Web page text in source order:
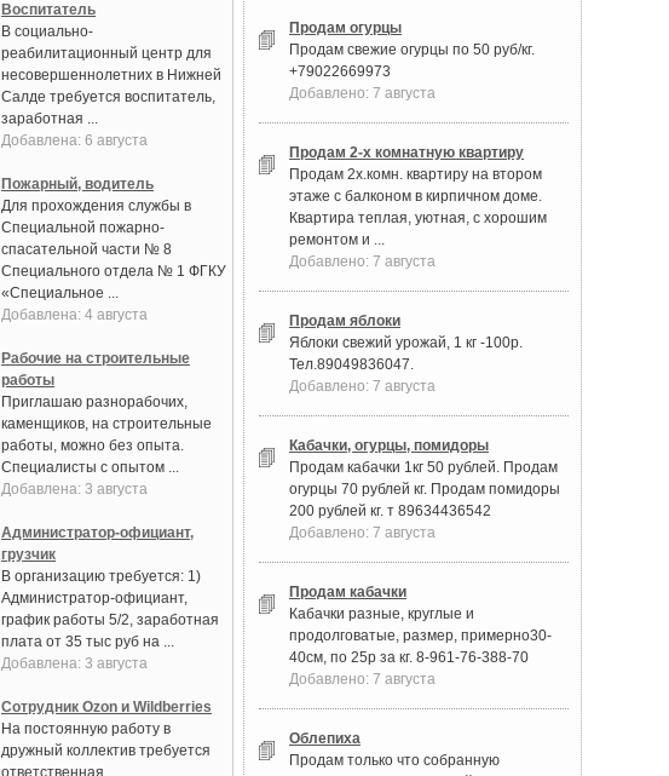
Воспитатель
В социально-
реабилитационный центр для
несовершеннолетних в Нижней
Салде требуется воспитатель,
заработная ...
Добавлена: 6 августа
Пожарный, водитель
Для прохождения службы в
Специальной пожарно-
спасательной части № 8
Специального отдела № 1 ФГКУ
«Специальное ...
Добавлена: 4 августа
Рабочие на строительные
работы
Приглашаю разнорабочих,
каменщиков, на строительные
работы, можно без опыта.
Специалисты с опытом ...
Добавлена: 3 августа
Администратор-официант,
грузчик
В организацию требуется: 1)
Администратор-официант,
график работы 5/2, заработная
плата от 35 тыс руб на ...
Добавлена: 3 августа
Сотрудник Ozon и Wildberries
На постоянную работу в
дружный коллектив требуется
ответственная,
Продам огурцы
Продам свежие огурцы по 50 руб/кг.
+79022669973
Добавлено: 7 августа
Продам 2-х комнатную квартиру
Продам 2х.комн. квартиру на втором
этаже с балконом в кирпичном доме.
Квартира теплая, уютная, с хорошим
ремонтом и ...
Добавлено: 7 августа
Продам яблоки
Яблоки свежий урожай, 1 кг -100р.
Тел.89049836047.
Добавлено: 7 августа
Кабачки, огурцы, помидоры
Продам кабачки 1кг 50 рублей. Продам
огурцы 70 рублей кг. Продам помидоры
200 рублей кг. т 89634436542
Добавлено: 7 августа
Продам кабачки
Кабачки разные, круглые и
продолговатые, размер, примерно30-
40см, по 25р за кг. 8-961-76-388-70
Добавлено: 7 августа
Облепиха
Продам только что собранную